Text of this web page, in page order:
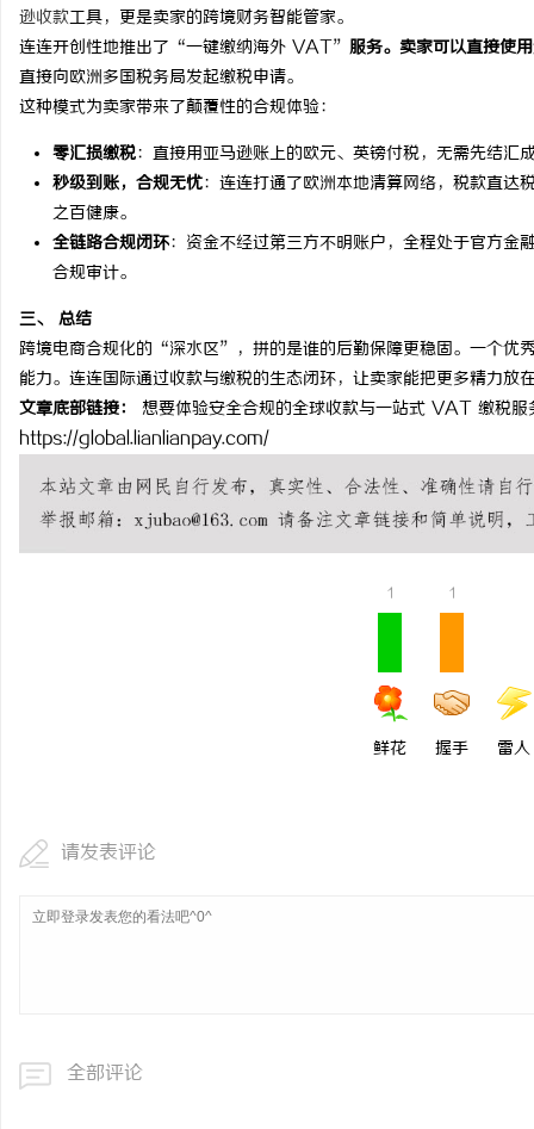
逊收款工具，更是卖家的跨境财务智能管家。
连连开创性地推出了“一键缴纳海外 VAT” 服务。卖家可以直接使
直接向欧洲多国税务局发起缴税申请。
这种模式为卖家带来了颠覆性的合规体验：
零汇损缴税：直接用亚马逊账上的欧元、英镑付税，无需先结汇
秒级到账，合规无忧：连连打通了欧洲本地清算网络，税款直达
之百健康。
全链路合规闭环：资金不经过第三方不明账户，全程处于官方金
合规审计。
三、 总结
跨境电商合规化的“深水区”，拼的是谁的后勤保障更稳固。一个优
能力。连连国际通过收款与缴税的生态闭环，让卖家能把更多精力放
文章底部链接：
想要体验安全合规的全球收款与一站式 VAT 缴税服
https://global.lianlianpay.com/
1
鲜花
1
握手 雷人
请发表评论
全部评论
净 AC 国际医疗实验室，标准化研发体系